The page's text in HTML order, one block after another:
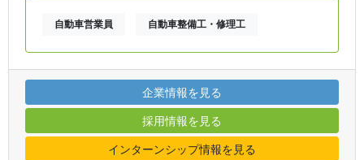
自動車営業員 自動車整備工・修理工
企業情報を見る
採用情報を見る
インターンシップ情報を見る